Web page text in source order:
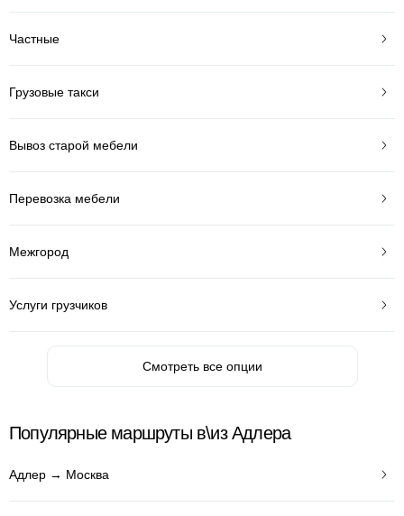
Частные
Грузовые такси
Вывоз старой мебели
Перевозка мебели
Межгород
Услуги грузчиков
Смотреть все опции
Популярные маршруты в\из Адлера
Адлер → Москва